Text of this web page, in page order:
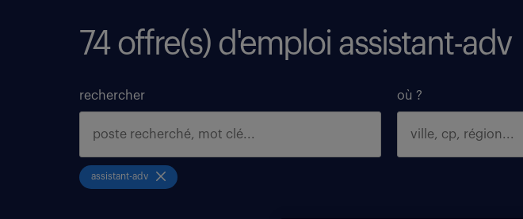
74 offre(s) d'emploi assistant-adv
rechercher
assistant-adv
où ?